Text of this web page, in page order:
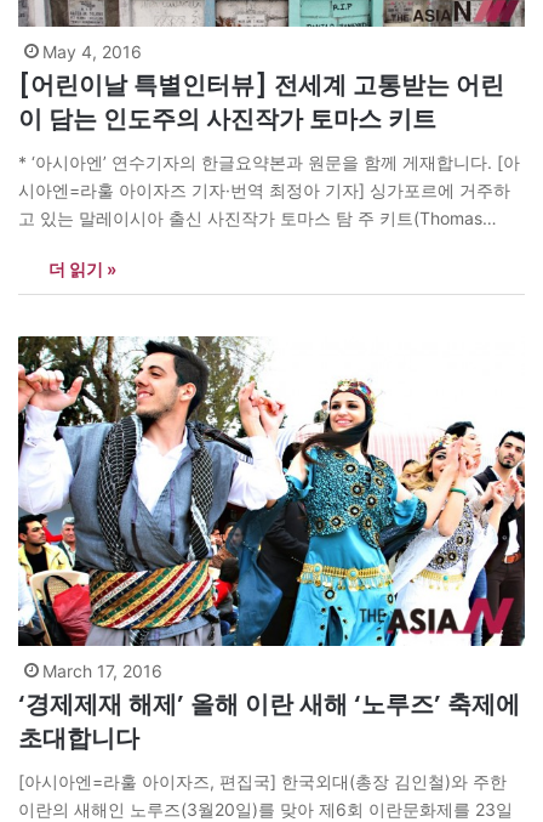
May 4, 2016
[어린이날 특별인터뷰] 전세계 고통받는 어린
이 담는 인도주의 사진작가 토마스 키트
* ‘아시아엔’ 연수기자의 한글요약본과 원문을 함께 게재합니다. [아
시아엔=라훌 아이자즈 기자·번역 최정아 기자] 싱가포르에 거주하
고 있는 말레이시아 출신 사진작가 토마스 탐 주 키트(Thomas
활동하고 있다. 그는 장애인을 위한 인프라 구축에 힘쓰고 있으며,
이들의 원활한 사회활동을 위한 교육프로그램에 참여하고 있다. 이
더 읽기 »
March 17, 2016
‘경제제재 해제’ 올해 이란 새해 ‘노루즈’ 축제에
초대합니다
[아시아엔=라훌 아이자즈, 편집국] 한국외대(총장 김인철)와 주한
이란의 새해인 노루즈(3월20일)를 맞아 제6회 이란문화제를 23일